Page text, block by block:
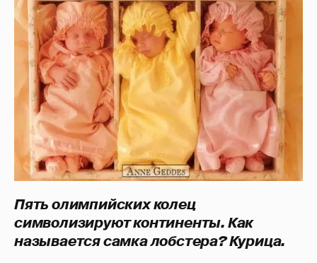
Пять олимпийских колец
символизируют континенты.Как
называется самка лобстера? Курица.